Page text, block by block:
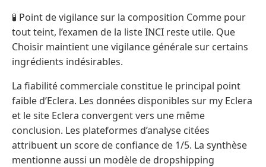
🧪 Point de vigilance sur la composition Comme pour
tout teint, l’examen de la liste INCI reste utile. Que
Choisir maintient une vigilance générale sur certains
ingrédients indésirables.
La fiabilité commerciale constitue le principal point
faible d’Eclera. Les données disponibles sur my Eclera
et le site Eclera convergent vers une même
conclusion. Les plateformes d’analyse citées
attribuent un score de confiance de 1/5. La synthèse
mentionne aussi un modèle de dropshipping